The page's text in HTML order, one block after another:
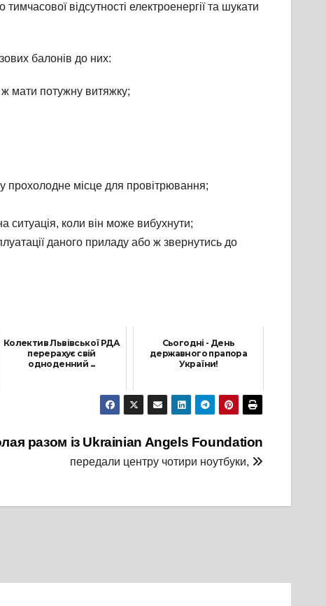
відсутності електроенергії та шукати
балонів до них:
мати потужну витяжку;
прохолодне місце для провітрювання;
коли він може вибухнути;
даного приладу або ж звернутись до
Колектив Львівської РДА
перерахує свій
одноденний ...
Сьогодні - День
державного прапора
України!
23 Серпня, 2024
разом із Ukrainian Angels Foundation
передали центру чотири ноутбуки,